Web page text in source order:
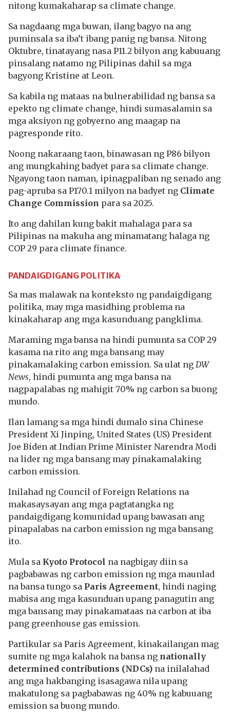
nitong kumakaharap sa climate change.
Sa nagdaang mga buwan, ilang bagyo na ang
puminsala sa iba’t ibang panig ng bansa. Nitong
Oktubre, tinatayang nasa P11.2 bilyon ang kabuuang
pinsalang natamo ng Pilipinas dahil sa mga
bagyong Kristine at Leon.
Sa kabila ng mataas na bulnerabilidad ng bansa sa
epekto ng climate change, hindi sumasalamin sa
mga aksiyon ng gobyerno ang maagap na
pagresponde rito.
Noong nakaraang taon, binawasan ng P86 bilyon
ang mungkahing badyet para sa climate change.
Ngayong taon naman, ipinagpaliban ng senado ang
pag-apruba sa P170.1 milyon na badyet ng Climate
Change Commission para sa 2025.
Ito ang dahilan kung bakit mahalaga para sa
Pilipinas na makuha ang minamatang halaga ng
COP 29 para climate finance.
PANDAIGDIGANG POLITIKA
Sa mas malawak na konteksto ng pandaigdigang
politika, may mga masidhing problema na
kinakaharap ang mga kasunduang pangklima.
Maraming mga bansa na hindi pumunta sa COP 29
kasama na rito ang mga bansang may
pinakamalaking carbon emission. Sa ulat ng DW
News, hindi pumunta ang mga bansa na
nagpapalabas ng mahigit 70% ng carbon sa buong
mundo.
Ilan lamang sa mga hindi dumalo sina Chinese
President Xi Jinping, United States (US) President
Joe Biden at Indian Prime Minister Narendra Modi
na lider ng mga bansang may pinakamalaking
carbon emission.
Inilahad ng Council of Foreign Relations na
makasaysayan ang mga pagtatangka ng
pandaigdigang komunidad upang bawasan ang
pinapalabas na carbon emission ng mga bansang
ito.
Mula sa Kyoto Protocol na nagbigay diin sa
pagbabawas ng carbon emission ng mga maunlad
na bansa tungo sa Paris Agreement, hindi naging
mabisa ang mga kasunduan upang panagutin ang
mga bansang may pinakamataas na carbon at iba
pang greenhouse gas emission.
Partikular sa Paris Agreement, kinakailangan mag
sumite ng mga kalahok na bansa ng nationally
determined contributions (NDCs) na inilalahad
ang mga hakbanging isasagawa nila upang
makatulong sa pagbabawas ng 40% ng kabuuang
emission sa buong mundo.